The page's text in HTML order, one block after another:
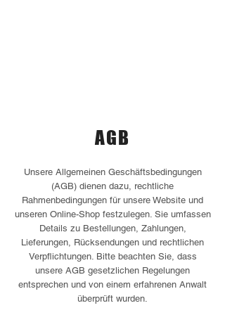
AGB
Unsere Allgemeinen Geschäftsbedingungen
(AGB) dienen dazu, rechtliche
Rahmenbedingungen für unsere Website und
unseren Online-Shop festzulegen. Sie umfassen
Details zu Bestellungen, Zahlungen,
Lieferungen, Rücksendungen und rechtlichen
Verpflichtungen. Bitte beachten Sie, dass
unsere AGB gesetzlichen Regelungen
entsprechen und von einem erfahrenen Anwalt
überprüft wurden.